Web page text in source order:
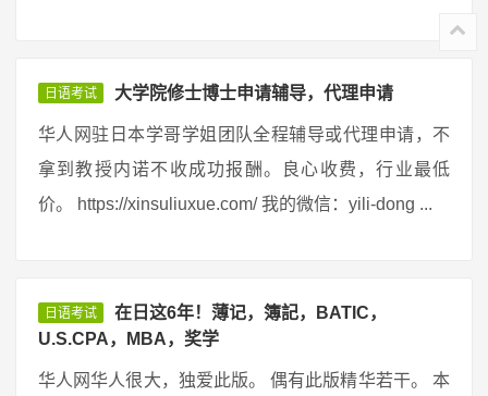
日语考试 大学院修士博士申请辅导，代理申请
华人网驻日本学哥学姐团队全程辅导或代理申请，不
拿到教授内诺不收成功报酬。良心收费，行业最低
价。 https://xinsuliuxue.com/ 我的微信：yili-dong ...
日语考试
在日这6年！薄记，簿記，BATIC，
U.S.CPA，MBA，奖学
华人网华人很大，独爱此版。 偶有此版精华若干。 本